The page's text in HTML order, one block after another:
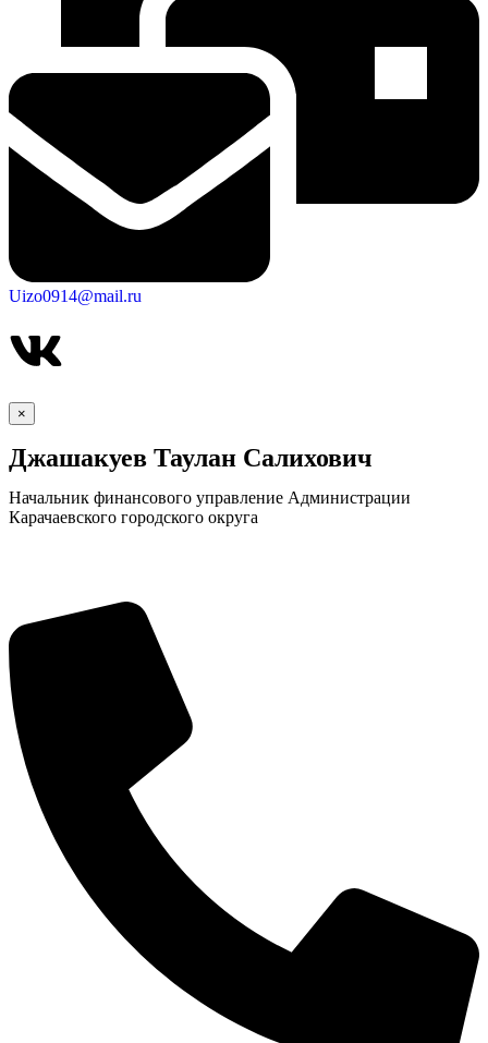
Uizo0914@mail.ru
×
Джашакуев Таулан Салихович
Начальник финансового управление Администрации
Карачаевского городского округа